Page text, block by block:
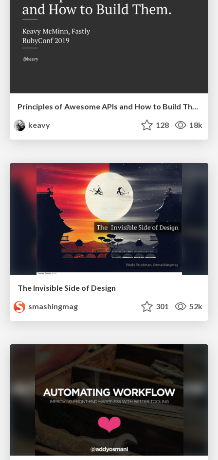
Principles of Awesome APIs and How to Build Them.
keavy
128 18k
The Invisible Side of Design
smashingmag
301 52k